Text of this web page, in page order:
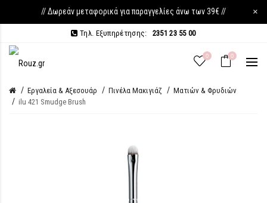
// Δωρεάν μεταφορικά για παραγγελίες άνω των 39€ // ×
Τηλ. Εξυπηρέτησης: 2351 23 55 00
0 0
Εργαλεία & Αξεσουάρ Πινέλα Μακιγιάζ
Ματιών & Φρυδιών
ilu 421 Smudge Brush